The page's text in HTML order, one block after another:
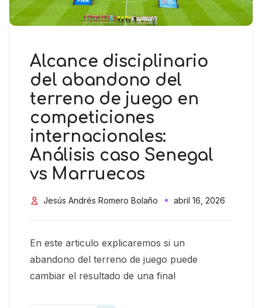
Alcance disciplinario
del abandono del
terreno de juego en
competiciones
internacionales:
Análisis caso Senegal
vs Marruecos
Jesús Andrés Romero Bolaño abril 16, 2026
En este articulo explicaremos si un
abandono del terreno de juego puede
cambiar el resultado de una final